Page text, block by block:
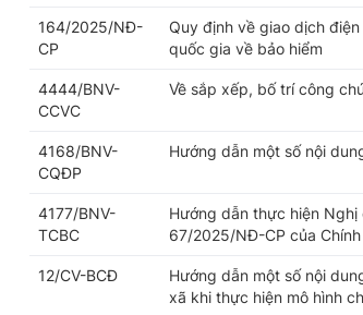
164/2025/NĐ-
CP
Quy định về giao dịch
quốc gia về bảo hiểm
4444/BNV-
CCVC
Về sắp xếp, bố trí công
4168/BNV-
CQĐP
Hướng dẫn một số nội
4177/BNV-
TCBC
Hướng dẫn thực hiện
67/2025/NĐ-CP của
12/CV-BCĐ
Hướng dẫn một số nội
xã khi thực hiện mô hình